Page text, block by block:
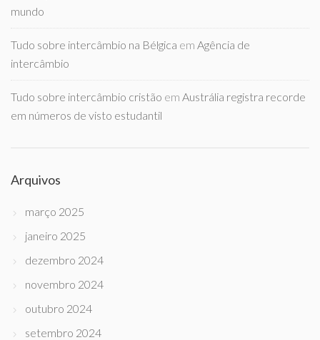
mundo
Tudo sobre intercâmbio na Bélgica em Agência de
intercâmbio
Tudo sobre intercâmbio cristão em Austrália registra recorde
em números de visto estudantil
Arquivos
março 2025
janeiro 2025
dezembro 2024
novembro 2024
outubro 2024
setembro 2024